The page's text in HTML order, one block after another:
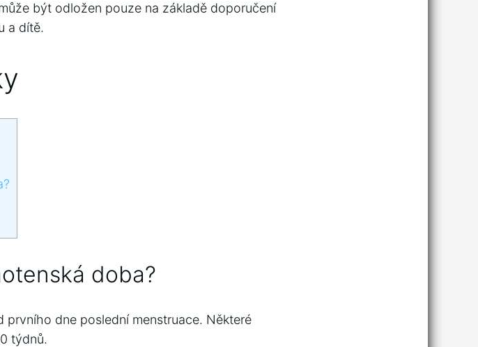
být odložen pouze na základě doporučení
a dítě.
doba?
dne poslední menstruace. Některé
týdnů.